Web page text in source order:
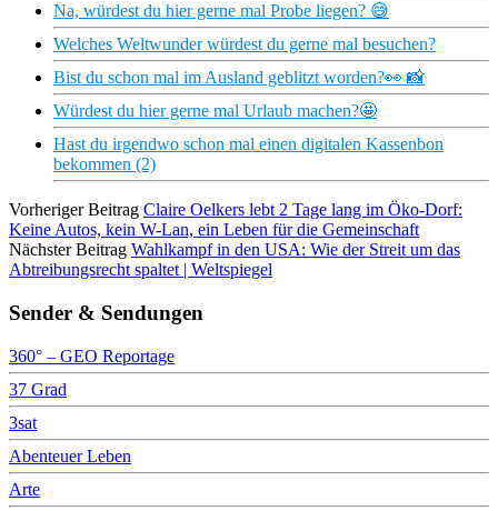
Na, würdest du hier gerne mal Probe liegen? 😅
Welches Weltwunder würdest du gerne mal besuchen?
Bist du schon mal im Ausland geblitzt worden?👀 📸
Würdest du hier gerne mal Urlaub machen?🤩
Hast du irgendwo schon mal einen digitalen Kassenbon
bekommen (2)
Vorheriger Beitrag Claire Oelkers lebt 2 Tage lang im Öko-Dorf:
Keine Autos, kein W-Lan, ein Leben für die Gemeinschaft
Nächster Beitrag Wahlkampf in den USA: Wie der Streit um das
Abtreibungsrecht spaltet | Weltspiegel
Sender & Sendungen
360° – GEO Reportage
37 Grad
3sat
Abenteuer Leben
Arte